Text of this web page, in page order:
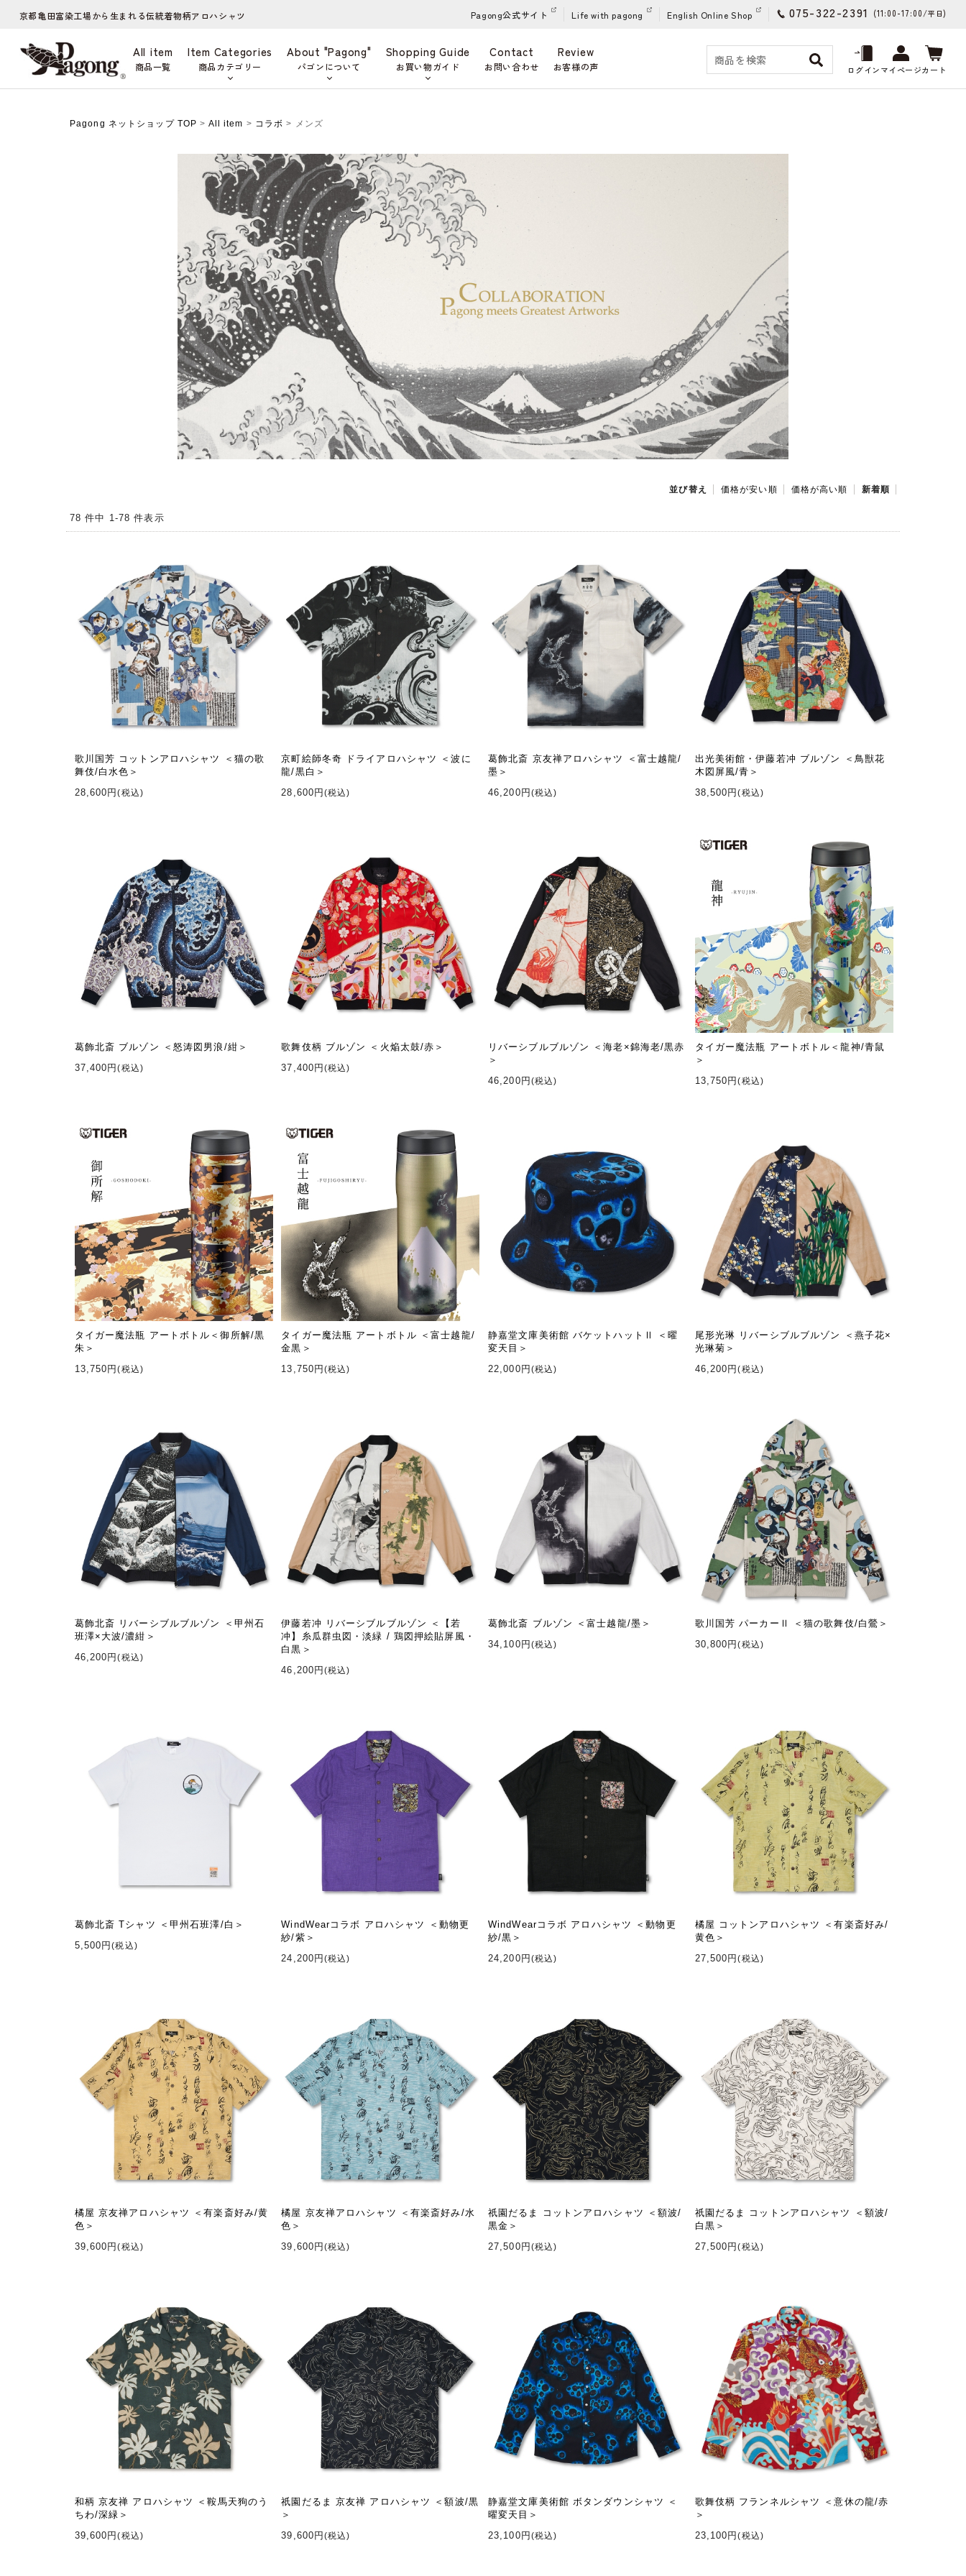
京都亀田富染工場から生まれる伝統着物柄アロハシャツ Pagong公式サイト Life with pagong English Online Shop 075-322-2391 (11:00-17:00/平日)
All item
商品一覧
Item Categories
商品カテゴリー
About "Pagong"
パゴンについて
Shopping Guide
お買い物ガイド
Contact
お問い合わせ
Review
お客様の声 ログインマイページカート
Pagong ネットショップ TOP > All item > コラボ > メンズ
並び替え 価格が安い順 価格が高い順 新着順
78 件中 1-78 件表示
歌川国芳 コットンアロハシャツ ＜猫の歌
舞伎/白水色＞
28,600円(税込)
京町絵師冬奇 ドライアロハシャツ ＜波に
龍/黒白＞
28,600円(税込)
葛飾北斎 京友禅アロハシャツ ＜富士越龍/
墨＞
46,200円 (税込)
出光美術館・伊藤若冲 ブルゾン ＜鳥獣花
木図屏風/青＞
38,500円(税込)
葛飾北斎 ブルゾン ＜怒涛図男浪/紺＞
37,400円(税込)
歌舞伎柄 ブルゾン ＜火焔太鼓/赤＞
37,400円(税込)
リバーシブルブルゾン ＜海老×錦海老/黒赤
＞
46,200円 (税込)
タイガー魔法瓶 アートボトル＜龍神/青鼠
＞
13,750円(税込)
タイガー魔法瓶 アートボトル＜御所解/黒
朱＞
13,750円(税込)
タイガー魔法瓶 アートボトル ＜富士越龍/
金黒＞
13,750円(税込)
静嘉堂文庫美術館 バケットハットⅡ ＜曜
変天目＞
22,000円 (税込)
尾形光琳 リバーシブルブルゾン ＜燕子花×
光琳菊＞
46,200円(税込)
葛飾北斎 リバーシブルブルゾン ＜甲州石
班澤×大波/濃紺＞
46,200円(税込)
伊藤若冲 リバーシブルブルゾン ＜【若
冲】糸瓜群虫図・淡緑 / 鶏図押絵貼屏風・
白黒＞
46,200円(税込)
葛飾北斎 ブルゾン ＜富士越龍/墨＞
34,100円 (税込)
歌川国芳 パーカーⅡ ＜猫の歌舞伎/白鶯＞
30,800円(税込)
葛飾北斎 Tシャツ ＜甲州石班澤/白＞
5,500円(税込)
WindWearコラボ アロハシャツ ＜動物更
紗/紫＞
24,200円(税込)
WindWearコラボ アロハシャツ ＜動物更
紗/黒＞
24,200円 (税込)
橘屋 コットンアロハシャツ ＜有楽斎好み/
黄色＞
27,500円(税込)
橘屋 京友禅アロハシャツ ＜有楽斎好み/黄
色＞
39,600円(税込)
橘屋 京友禅アロハシャツ ＜有楽斎好み/水
色＞
39,600円(税込)
祇園だるま コットンアロハシャツ ＜額波/
黒金＞
27,500円 (税込)
祇園だるま コットンアロハシャツ ＜額波/
白黒＞
27,500円(税込)
和柄 京友禅 アロハシャツ ＜鞍馬天狗のう
ちわ/深緑＞
39,600円(税込)
祇園だるま 京友禅 アロハシャツ ＜額波/黒
＞
39,600円(税込)
静嘉堂文庫美術館 ボタンダウンシャツ ＜
曜変天目＞
23,100円(税込)
歌舞伎柄 フランネルシャツ ＜意休の龍/赤
＞
23,100円(税込)